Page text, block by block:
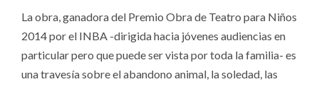
La obra, ganadora del Premio Obra de Teatro para Niños
2014 por el INBA -dirigida hacia jóvenes audiencias en
particular pero que puede ser vista por toda la familia- es
una travesía sobre el abandono animal, la soledad, las